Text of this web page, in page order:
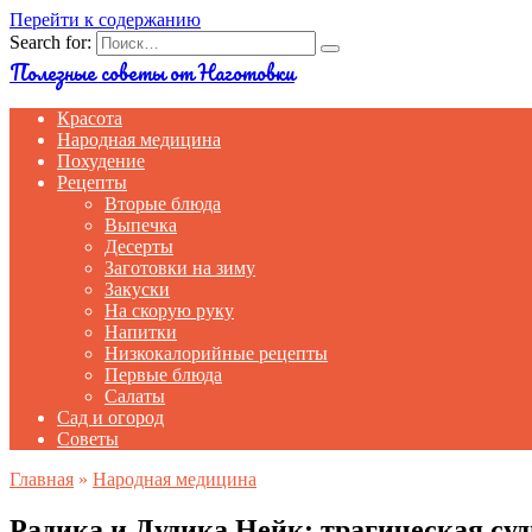
Перейти к содержанию
Search for:
Полезные советы от Наготовки
Красота
Народная медицина
Похудение
Рецепты
Вторые блюда
Выпечка
Десерты
Заготовки на зиму
Закуски
На скорую руку
Напитки
Низкокалорийные рецепты
Первые блюда
Салаты
Сад и огород
Советы
Главная » Народная медицина